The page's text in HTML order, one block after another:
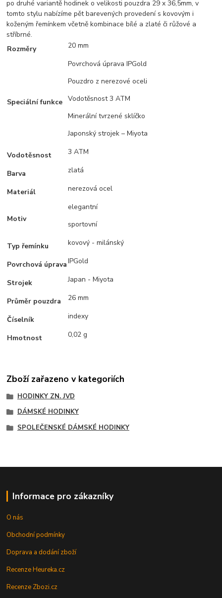
po druhé variantě hodinek o velikosti pouzdra 29 x 36,5mm, v
tomto stylu nabízíme pět barevených provedení s kovovým i
koženým řemínkem včetně kombinace bílé a zlaté či růžové a
stříbrné.
Rozměry
20 mm
Speciální funkce
Povrchová úprava IPGold
Pouzdro z nerezové oceli
Vodotěsnost 3 ATM
Minerální tvrzené sklíčko
Japonský strojek – Miyota
Vodotěsnost 3 ATM
Barva zlatá
Materiál nerezová ocel
Motiv
elegantní
sportovní
Typ řemínku kovový - milánský
Povrchová úpravaIPGold
Strojek Japan - Miyota
Průměr pouzdra 26 mm
Číselník indexy
Hmotnost 0,02 g
Zboží zařazeno v kategoriích
HODINKY ZN. JVD
DÁMSKÉ HODINKY
SPOLEČENSKÉ DÁMSKÉ HODINKY
Informace pro zákazníky
O nás
Obchodní podmínky
Doprava a dodání zboží
Recenze Heureka.cz
Recenze Zbozi.cz